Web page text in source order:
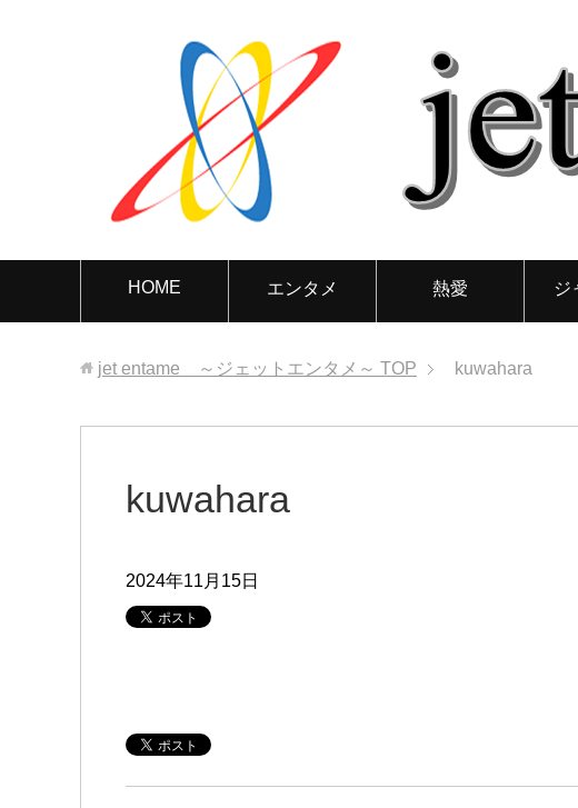
HOME エンタメ 熱愛 ジ
jet entame ～ジェットエンタメ～ TOP kuwahara
kuwahara
2024年11月15日